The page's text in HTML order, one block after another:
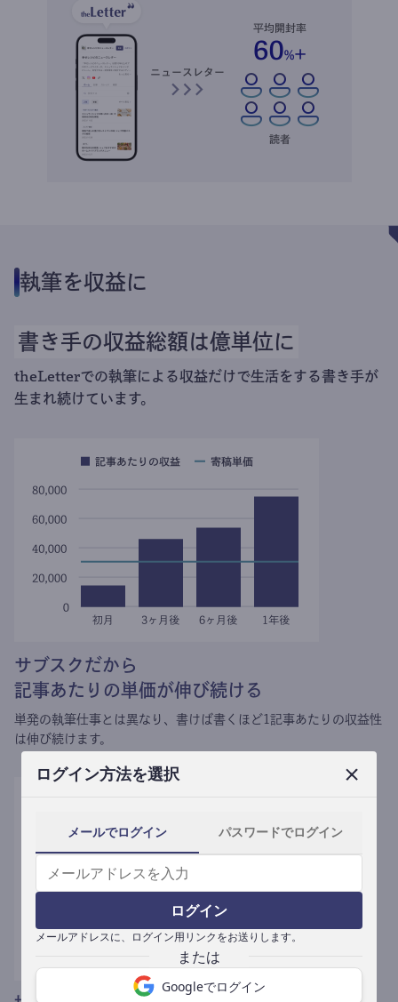
ログイン方法を選択
メールでログイン パスワードでログイン
ログイン
メールアドレスに、ログイン用リンクをお送りします。
Googleでログイン
執筆を収益に
書き手の収益総額は億単位に
theLetterでの執筆による収益だけで生活をする書き手が
生まれ続けています。
サブスクだから
記事あたりの単価が伸び続ける
単発の執筆仕事とは異なり、 書けば書くほど1記事あたりの収益性
は伸び続けます。